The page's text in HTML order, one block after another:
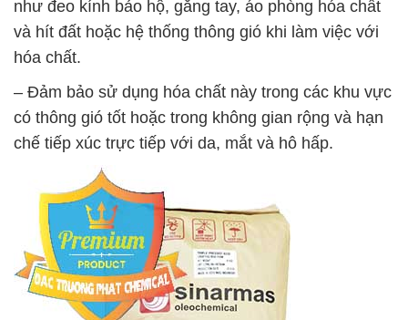
như đeo kính bảo hộ, găng tay, áo phòng hóa chất
và hít đất hoặc hệ thống thông gió khi làm việc với
hóa chất.
– Đảm bảo sử dụng hóa chất này trong các khu vực
có thông gió tốt hoặc trong không gian rộng và hạn
chế tiếp xúc trực tiếp với da, mắt và hô hấp.